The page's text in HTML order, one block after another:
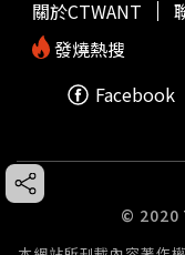
關於CTWANT
發燒熱搜
Facebook
© 2020